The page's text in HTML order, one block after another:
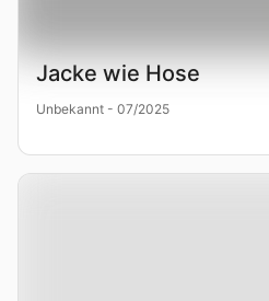
Jacke wie Hose
Unbekannt - 07/2025